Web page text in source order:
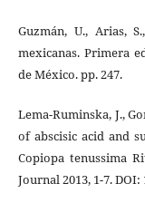
Guzmán, U., Arias,
mexicanas. Primera
de México. pp. 247.
Lema-Ruminska, J.,
of abscisic acid and
Copiopa tenussima
Journal 2013, 1-7. DOI: